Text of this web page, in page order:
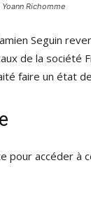
Yoann Richomme
Seguin
de la société
faire un état
pour accéder à